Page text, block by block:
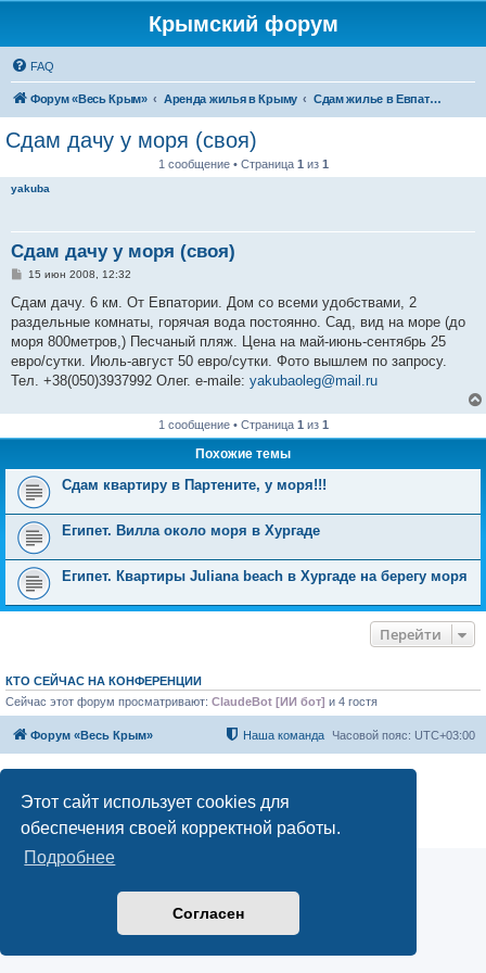
Этот сайт использует cookies для
обеспечения своей корректной работы.
Подробнее
Согласен
Крымский форум
FAQ
Форум «Весь Крым» Аренда жилья в Крыму Сдам жилье в Евпатории, Саках
Сдам дачу у моря (своя)
1 сообщение • Страница 1 из 1
yakuba
Сдам дачу у моря (своя)
С
о
б
щ
е
н
и
е
15 июн 2008, 12:32
Сдам дачу. 6 км. От Евпатории. Дом со всеми удобствами, 2
раздельные комнаты, горячая вода постоянно. Сад, вид на море (до
моря 800метров,) Песчаный пляж. Цена на май-июнь-сентябрь 25
евро/сутки. Июль-август 50 евро/сутки. Фото вышлем по запросу.
Тел. +38(050)3937992 Олег. e-maile: yakubaoleg@mail.ru
1 сообщение • Страница 1 из 1
Похожие темы
Сдам квартиру в Партените, у моря!!!
Египет. Вилла около моря в Хургаде
Египет. Квартиры Juliana beach в Хургаде на берегу моря
Перейти
КТО СЕЙЧАС НА КОНФЕРЕНЦИИ
Сейчас этот форум просматривают: ClaudeBot [ИИ бот] и 4 гостя
Форум «Весь Крым» Часовой пояс: UTC+03:00
Наша команда
Конфиденциальность